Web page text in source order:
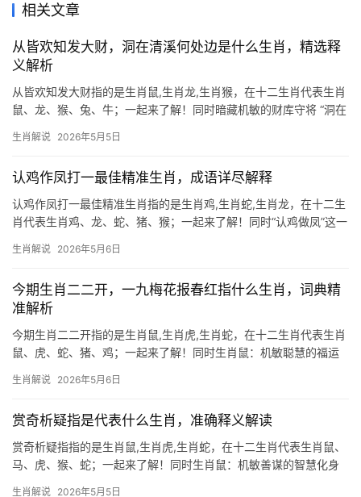
相关文章
从皆欢知发大财，洞在清溪何处边是什么生肖，精选释
义解析
从皆欢知发大财指的是生肖鼠,生肖龙,生肖猴，在十二生肖代表生肖
鼠、龙、猴、兔、牛；一起来了解！同时暗藏机敏的财库守将 “洞在
畔洞穴，恰合“清溪边”的意象，在命理中，生肖鼠象征聚财能力，尤
生肖解说 2026年5月5日
认鸡作凤打一最佳精准生肖，成语详尽解释
认鸡作凤打一最佳精准生肖指的是生肖鸡,生肖蛇,生肖龙，在十二生
肖代表生肖鸡、龙、蛇、猪、猴；一起来了解！同时“认鸡做凤”这一
鸡本为家禽，却被赋予“凤凰”的祥瑞意象，在十二生肖中，生肖鸡代
生肖解说 2026年5月6日
今期生肖二二开，一九梅花报春红指什么生肖，词典精
准解析
今期生肖二二开指的是生肖鼠,生肖虎,生肖蛇，在十二生肖代表生肖
鼠、虎、蛇、猪、鸡；一起来了解！同时生肖鼠：机敏聪慧的福运
的生肖鼠，鼠为十二生肖之首，象征智慧与机遇，2024甲辰年，生
生肖解说 2026年5月6日
赏奇析疑指是代表什么生肖，准确释义解读
赏奇析疑指指的是生肖鼠,生肖虎,生肖蛇，在十二生肖代表生肖鼠、
马、虎、猴、蛇；一起来了解！同时生肖鼠：机敏善谋的智慧化身
生肖解说 2026年5月5日